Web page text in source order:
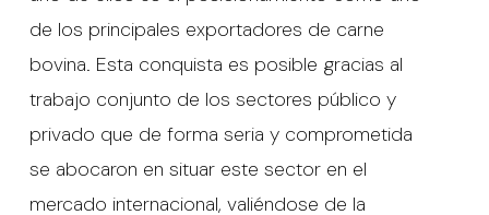
de los principales exportadores de carne
bovina. Esta conquista es posible gracias al
trabajo conjunto de los sectores público y
privado que de forma seria y comprometida
se abocaron en situar este sector en el
mercado internacional, valiéndose de la